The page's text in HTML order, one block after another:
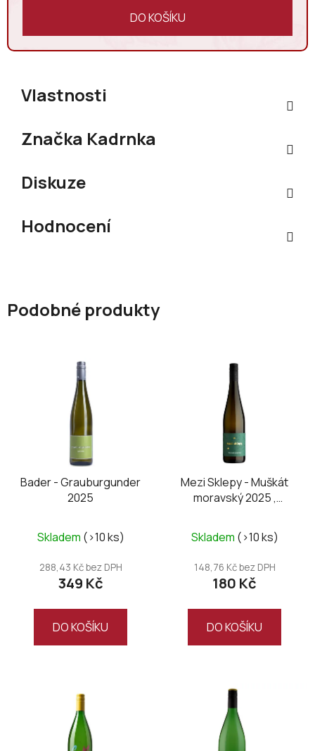
DO KOŠÍKU
Vlastnosti
Značka Kadrnka
Diskuze
Hodnocení
Podobné produkty
Bader - Grauburgunder
2025
Skladem (>10 ks)
288,43 Kč bez DPH
349 Kč
DO KOŠÍKU
Mezi Sklepy - Muškát
moravský 2025 ,
Skladem (>10 ks)
148,76 Kč bez DPH
180 Kč
DO KOŠÍKU